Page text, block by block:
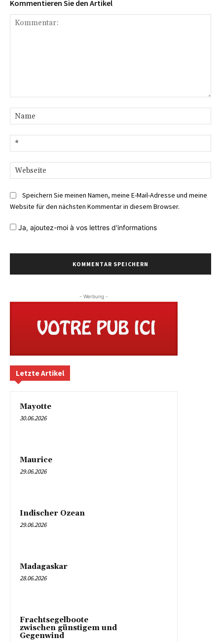
Kommentieren Sie den Artikel
Speichern Sie meinen Namen, meine E-Mail-Adresse und meine
Website für den nächsten Kommentar in diesem Browser.
Ja, ajoutez-moi à vos lettres d'informations
- Werbung -
Letzte Artikel
Mayotte
30.06.2026
Maurice
29.06.2026
Indischer Ozean
29.06.2026
Madagaskar
28.06.2026
Frachtsegelboote
zwischen günstigem und
Gegenwind